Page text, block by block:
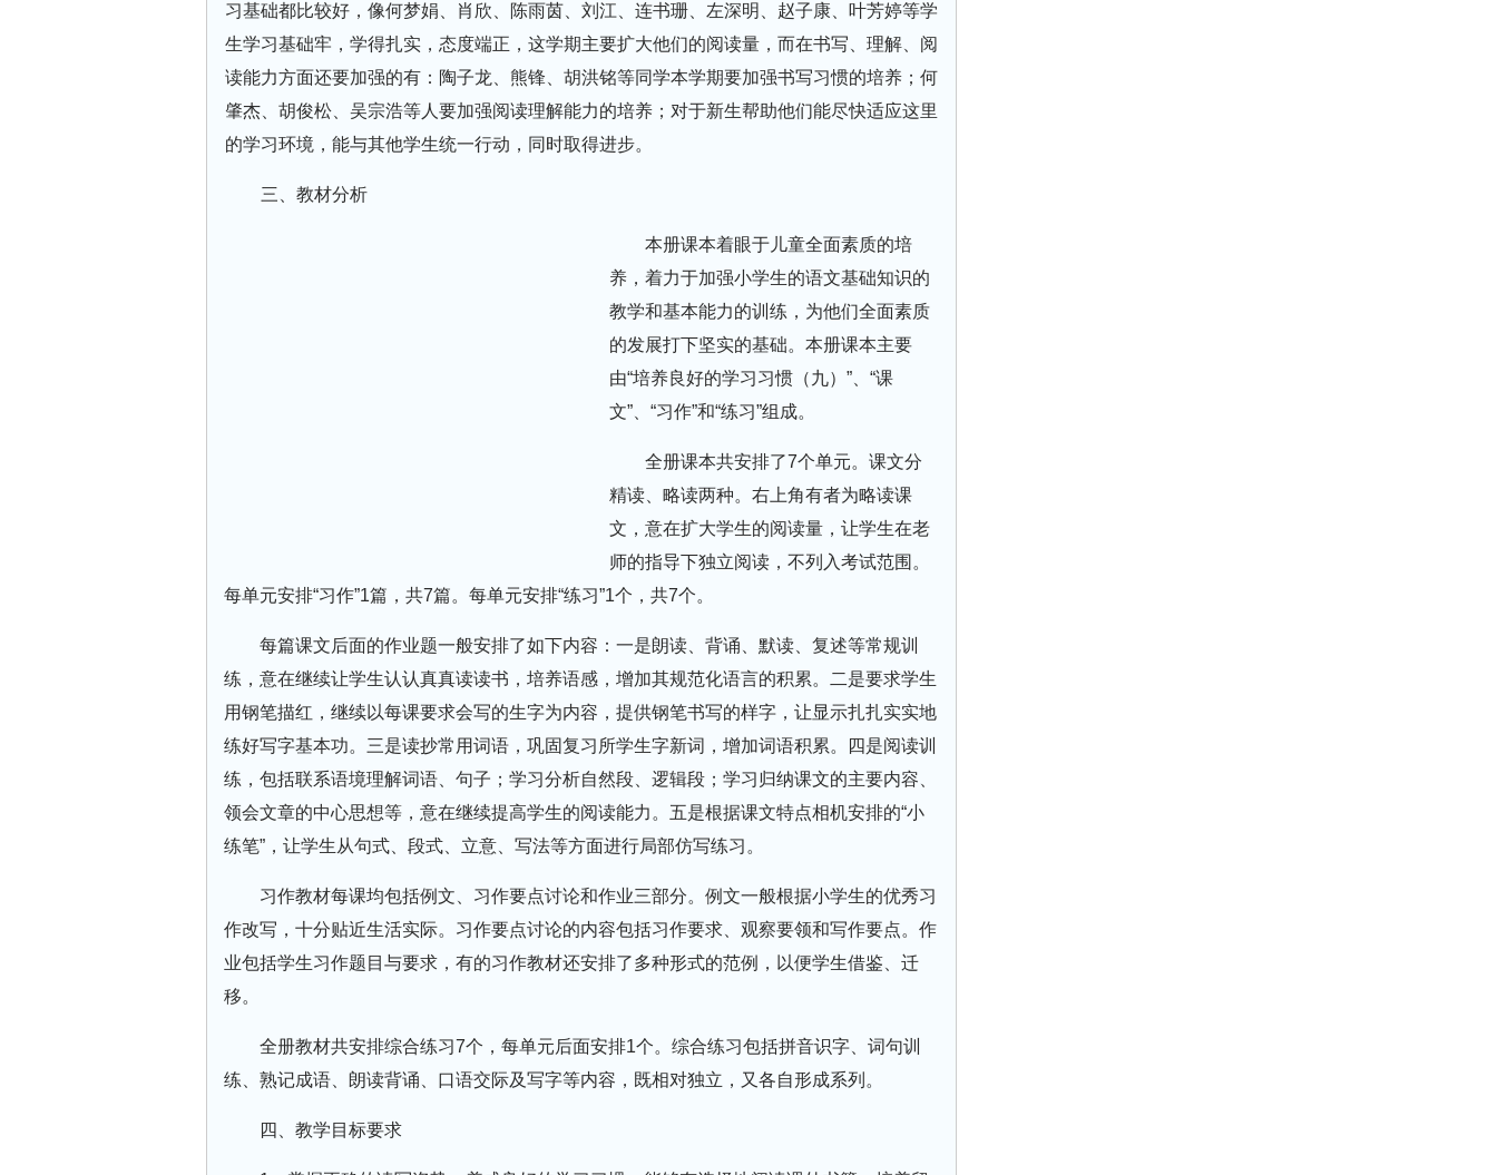
习基础都比较好，像何梦娟、肖欣、陈雨茵、刘江、连书珊、左深明、赵子康、叶芳婷等学
生学习基础牢，学得扎实，态度端正，这学期主要扩大他们的阅读量，而在书写、理解、阅
读能力方面还要加强的有：陶子龙、熊锋、胡洪铭等同学本学期要加强书写习惯的培养；何
肇杰、胡俊松、吴宗浩等人要加强阅读理解能力的培养；对于新生帮助他们能尽快适应这里
的学习环境，能与其他学生统一行动，同时取得进步。
三、教材分析
本册课本着眼于儿童全面素质的培
养，着力于加强小学生的语文基础知识的
教学和基本能力的训练，为他们全面素质
的发展打下坚实的基础。本册课本主要
由“培养良好的学习习惯（九）”、“课
文”、“习作”和“练习”组成。
全册课本共安排了7个单元。课文分
精读、略读两种。右上角有者为略读课
文，意在扩大学生的阅读量，让学生在老
师的指导下独立阅读，不列入考试范围。
每单元安排“习作”1篇，共7篇。每单元安排“练习”1个，共7个。
每篇课文后面的作业题一般安排了如下内容：一是朗读、背诵、默读、复述等常规训
练，意在继续让学生认认真真读读书，培养语感，增加其规范化语言的积累。二是要求学生
用钢笔描红，继续以每课要求会写的生字为内容，提供钢笔书写的样字，让显示扎扎实实地
练好写字基本功。三是读抄常用词语，巩固复习所学生字新词，增加词语积累。四是阅读训
练，包括联系语境理解词语、句子；学习分析自然段、逻辑段；学习归纳课文的主要内容、
领会文章的中心思想等，意在继续提高学生的阅读能力。五是根据课文特点相机安排的“小
练笔”，让学生从句式、段式、立意、写法等方面进行局部仿写练习。
习作教材每课均包括例文、习作要点讨论和作业三部分。例文一般根据小学生的优秀习
作改写，十分贴近生活实际。习作要点讨论的内容包括习作要求、观察要领和写作要点。作
业包括学生习作题目与要求，有的习作教材还安排了多种形式的范例，以便学生借鉴、迁
移。
全册教材共安排综合练习7个，每单元后面安排1个。综合练习包括拼音识字、词句训
练、熟记成语、朗读背诵、口语交际及写字等内容，既相对独立，又各自形成系列。
四、教学目标要求